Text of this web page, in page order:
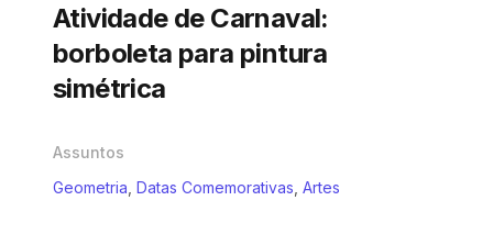
Atividade de Carnaval:
borboleta para pintura
simétrica
Assuntos
Geometria Datas Comemorativas Artes